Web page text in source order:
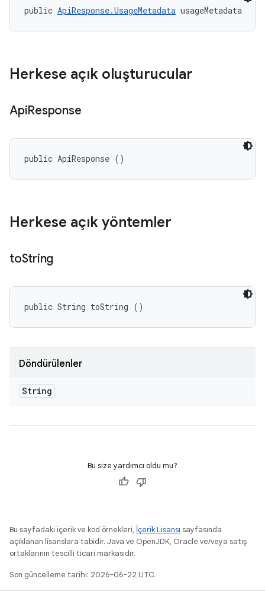
public ApiResponse.UsageMetadata usageMetadata
Herkese açık oluşturucular
ApiResponse
public ApiResponse ()
Herkese açık yöntemler
toString
public String toString ()
Döndürülenler
String
Bu size yardımcı oldu mu?
Bu sayfadaki içerik ve kod örnekleri, İçerik Lisansı sayfasında
açıklanan lisanslara tabidir. Java ve OpenJDK, Oracle ve/veya satış
ortaklarının tescilli ticari markasıdır.
Son güncelleme tarihi: 2026-06-22 UTC.